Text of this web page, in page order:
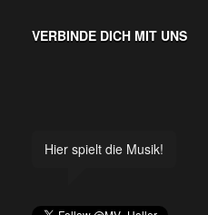
VERBINDE DICH MIT UNS
Hier spielt die Musik!